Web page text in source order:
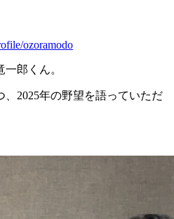
ozoramodo
郎くん。
、2025年の野望を語っていただ